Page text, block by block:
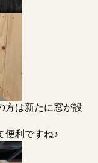
方は新たに窓が設
便利ですね♪